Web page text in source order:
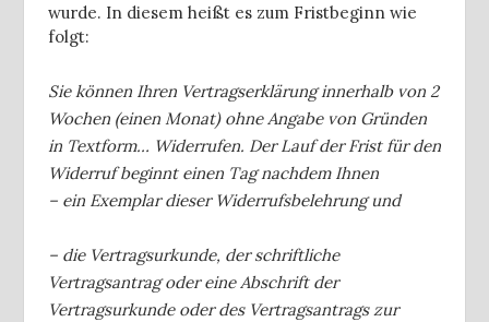
wurde. In diesem heißt es zum Fristbeginn wie
folgt:
Sie können Ihren Vertragserklärung innerhalb von 2
Wochen (einen Monat) ohne Angabe von Gründen
in Textform… Widerrufen. Der Lauf der Frist für den
Widerruf beginnt einen Tag nachdem Ihnen
– ein Exemplar dieser Widerrufsbelehrung und
– die Vertragsurkunde, der schriftliche
Vertragsantrag oder eine Abschrift der
Vertragsurkunde oder des Vertragsantrags zur